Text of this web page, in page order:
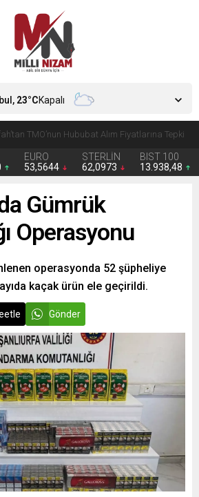
ve Başarır’ın grup başkanvekilliği düştü
EURO
53,5644
STERLİN
62,0973
BIST 100
13.938,48
23°CKapalı
Gümrük
Operasyonu
operasyonda 52 şüpheliye
kaçak ürün ele geçirildi.
Gönder